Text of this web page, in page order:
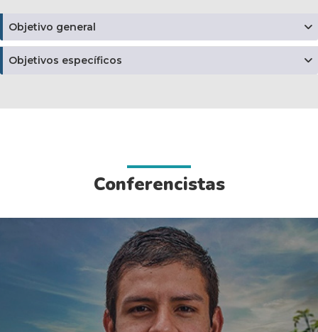
Objetivo general
Objetivos específicos
Conferencistas